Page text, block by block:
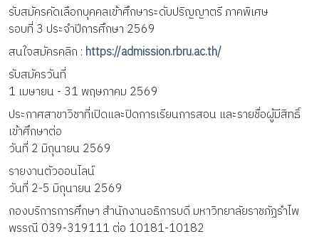
รับสมัครคัดเลือกบุคคลเข้าศึกษาระดับปริญญาตรี ภาคพิเศษ
รอบที่ 3 ประจำปีการศึกษา 2569
สนใจสมัครคลิก : https://admission.rbru.ac.th/
รับสมัครวันที่
1 เมษายน - 31 พฤษภาคม 2569
ประกาศสาขาวิชาที่เปิดและปิดการเรียนการสอน และรายชื่อผู้มีสิทธิ์
เข้าศึกษาต่อ
วันที่ 2 มิถุนายน 2569
รายงานตัวออนไลน์
วันที่ 2-5 มิถุนายน 2569
กองบริการการศึกษา สำนักงานอธิการบดี มหาวิทยาลัยราชภัฏรำไพ
พรรณี 039-319111 ต่อ 10181-10182